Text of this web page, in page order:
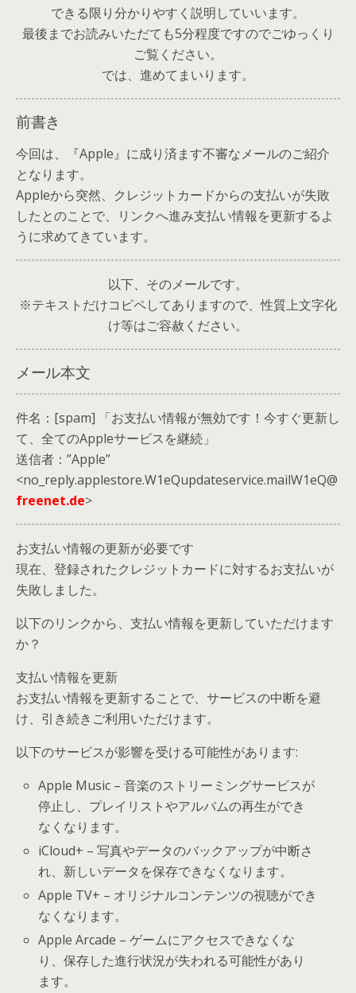
できる限り分かりやすく説明していいます。
最後までお読みいただても5分程度ですのでごゆっくり
ご覧ください。
では、進めてまいります。
前書き
今回は、『Apple』に成り済ます不審なメールのご紹介
となります。
Appleから突然、クレジットカードからの支払いが失敗
したとのことで、リンクへ進み支払い情報を更新するよ
うに求めてきています。
以下、そのメールです。
※テキストだけコピペしてありますので、性質上文字化
け等はご容赦ください。
メール本文
件名：[spam] 「お支払い情報が無効です！今すぐ更新し
て、全てのAppleサービスを継続」
送信者：”Apple”
<no_reply.applestore.W1eQupdateservice.mailW1eQ@
freenet.de>
お支払い情報の更新が必要です
現在、登録されたクレジットカードに対するお支払いが
失敗しました。
以下のリンクから、支払い情報を更新していただけます
か？
支払い情報を更新
お支払い情報を更新することで、サービスの中断を避
け、引き続きご利用いただけます。
以下のサービスが影響を受ける可能性があります:
Apple Music – 音楽のストリーミングサービスが
停止し、プレイリストやアルバムの再生ができ
なくなります。
iCloud+ – 写真やデータのバックアップが中断さ
れ、新しいデータを保存できなくなります。
Apple TV+ – オリジナルコンテンツの視聴ができ
なくなります。
Apple Arcade – ゲームにアクセスできなくな
り、保存した進行状況が失われる可能性があり
ます。